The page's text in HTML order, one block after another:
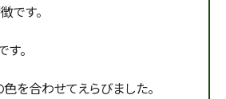
です。
。
を合わせてえらびました。